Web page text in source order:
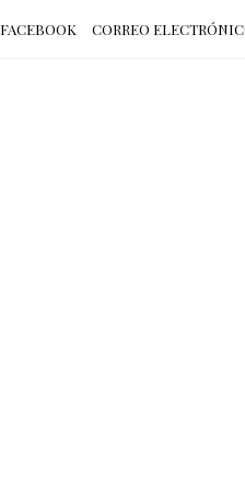
FACEBOOK CORREO